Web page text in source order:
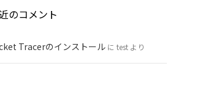
のコメント
Tracerのインストール に test より